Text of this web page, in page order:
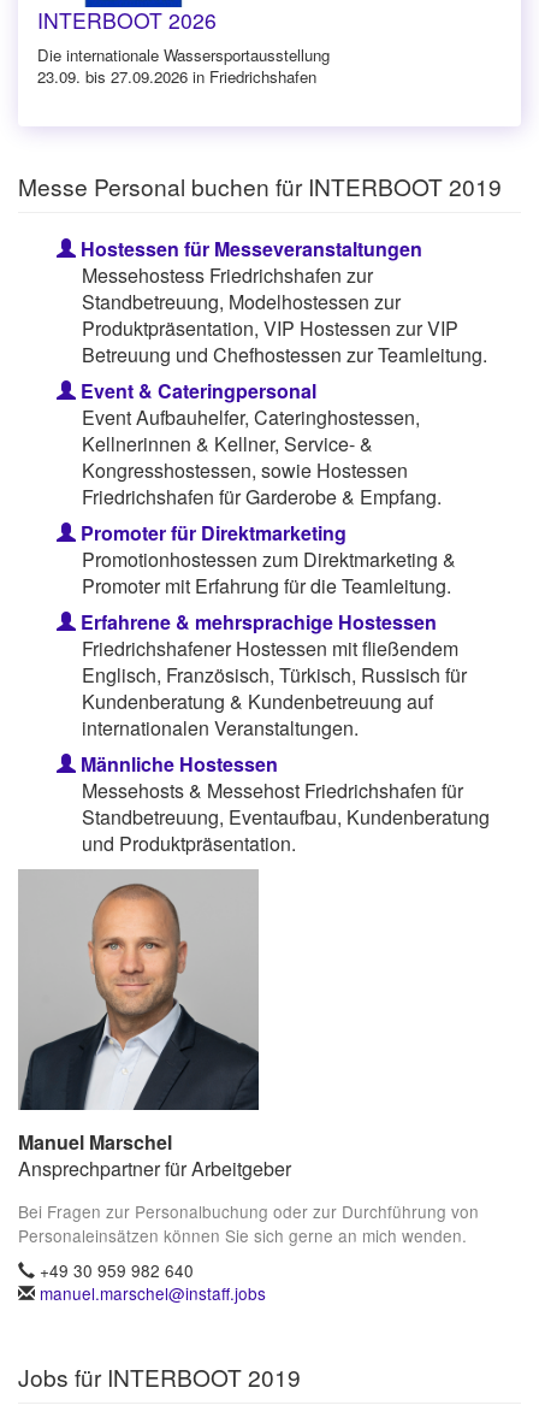
INTERBOOT 2026
Die internationale Wassersportausstellung
23.09. bis 27.09.2026 in Friedrichshafen
Messe Personal buchen für INTERBOOT 2019
Hostessen für Messeveranstaltungen
Messehostess Friedrichshafen zur
Standbetreuung, Modelhostessen zur
Produktpräsentation, VIP Hostessen zur VIP
Betreuung und Chefhostessen zur Teamleitung.
Event & Cateringpersonal
Event Aufbauhelfer, Cateringhostessen,
Kellnerinnen & Kellner, Service- &
Kongresshostessen, sowie Hostessen
Friedrichshafen für Garderobe & Empfang.
Promoter für Direktmarketing
Promotionhostessen zum Direktmarketing &
Promoter mit Erfahrung für die Teamleitung.
Erfahrene & mehrsprachige Hostessen
Friedrichshafener Hostessen mit fließendem
Englisch, Französisch, Türkisch, Russisch für
Kundenberatung & Kundenbetreuung auf
internationalen Veranstaltungen.
Männliche Hostessen
Messehosts & Messehost Friedrichshafen für
Standbetreuung, Eventaufbau, Kundenberatung
und Produktpräsentation.
Manuel Marschel
Ansprechpartner für Arbeitgeber
Bei Fragen zur Personalbuchung oder zur Durchführung von
Personaleinsätzen können Sie sich gerne an mich wenden.
+49 30 959 982 640
manuel.marschel@instaff.jobs
Jobs für INTERBOOT 2019